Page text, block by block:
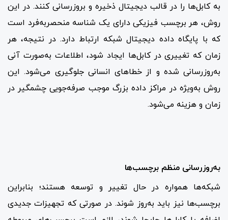
به کابل‌ها را در قالب دیجیتال ذخیره و بروزرسانی کنند. در این
روش، هر برچسب فیزیکی دارای یک شناسه منحصربه‌فرد است
که با پایگاه داده دیجیتال شبکه ارتباط دارد. در نتیجه، هر
زمان که تغییری در کابل‌ها ایجاد شود، اطلاعات به‌صورت آنی
به‌روزرسانی شده و از خطاهای انسانی جلوگیری می‌شود. این
روش به‌ویژه در مراکز داده بزرگ موجب صرفه‌جویی چشمگیر در
زمان و هزینه می‌شود.
به‌روزرسانی منظم برچسب‌ها
شبکه‌ها همواره در حال تغییر و توسعه هستند؛ بنابراین
برچسب‌ها نیز باید به‌روز شوند. در صورتی که تجهیزات جدیدی